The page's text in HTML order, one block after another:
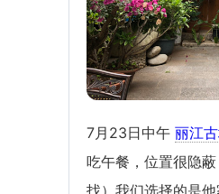
7月23日中午 丽江
吃午餐，位置很隐